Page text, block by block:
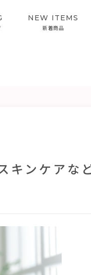
NEW ITEMS
新着商品
キンケアな